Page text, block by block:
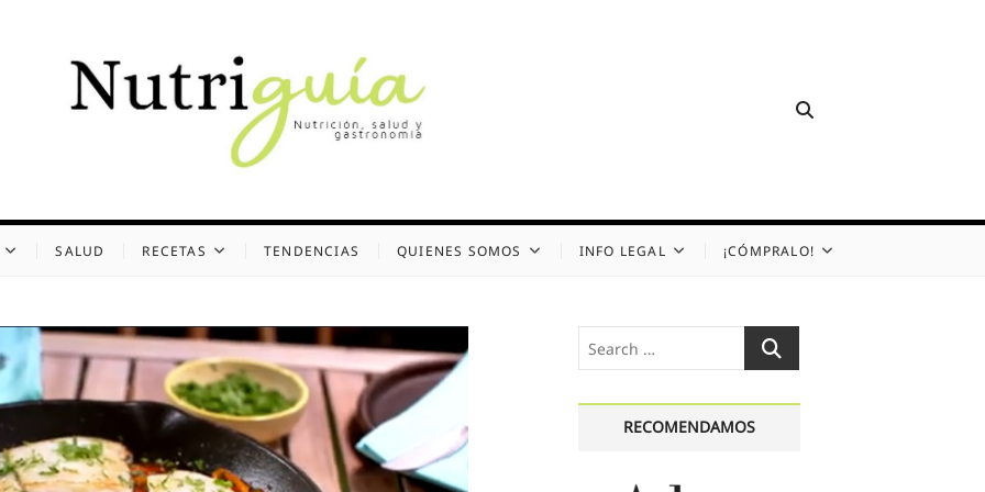
SALUD RECETAS TENDENCIAS QUIENES SOMOS INFO LEGAL ¡CÓMPRALO!
Search
…
RECOMENDAMOS